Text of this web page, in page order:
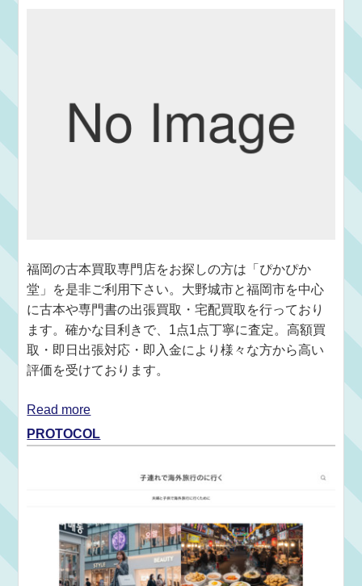
福岡の古本買取専門店をお探しの方は「ぴかぴか
堂」を是非ご利用下さい。大野城市と福岡市を中心
に古本や専門書の出張買取・宅配買取を行っており
ます。確かな目利きで、1点1点丁寧に査定。高額買
取・即日出張対応・即入金により様々な方から高い
評価を受けております。
Read more
PROTOCOL